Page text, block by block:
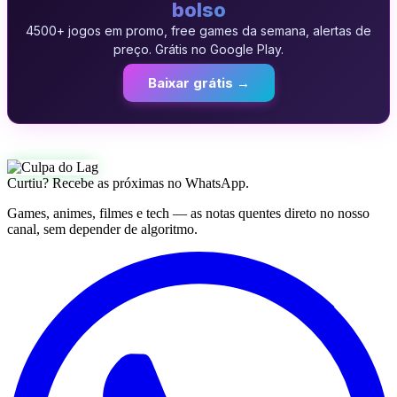
bolso
4500+ jogos em promo, free games da semana, alertas de
preço. Grátis no Google Play.
Baixar grátis →
Curtiu? Recebe as próximas no WhatsApp.
Games, animes, filmes e tech — as notas quentes direto no nosso
canal, sem depender de algoritmo.